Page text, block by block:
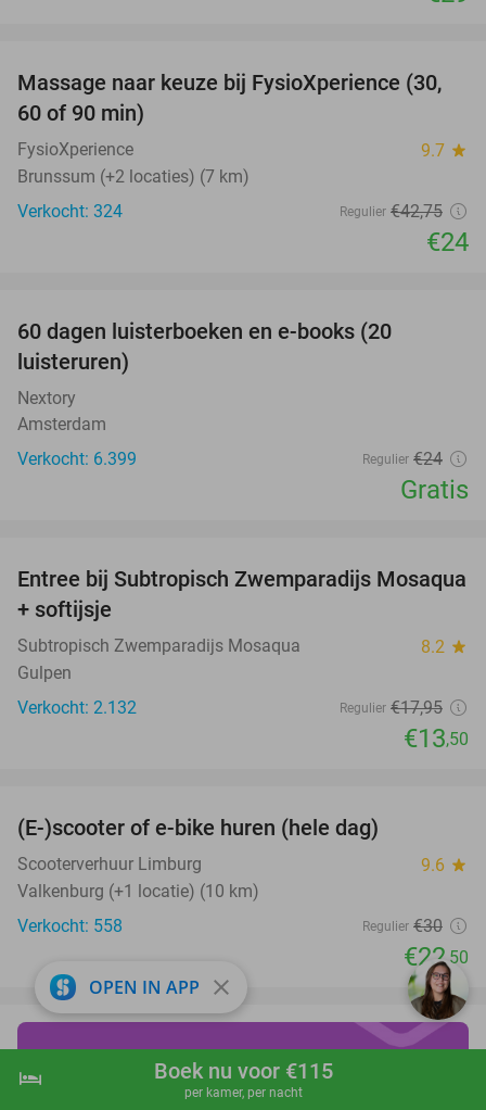
shopping_cart Boek nu
hotel Boek nu voor €115
per kamer, per nacht
44%
Massage naar keuze bij FysioXperience (30,
60 of 90 min)
FysioXperience 9.7 star
Brunssum (+2 locaties) (7 km)
Verkocht: 324
Regulier €42,75
€24
60 dagen luisterboeken en e-books (20
luisteruren)
Nextory
Amsterdam
Verkocht: 6.399
Regulier €24
Gratis
25%
Entree bij Subtropisch Zwemparadijs Mosaqua
+ softijsje
Subtropisch Zwemparadijs Mosaqua 8.2 star
Gulpen
Verkocht: 2.132
Regulier €17,95
€13,50
(E-)scooter of e-bike huren (hele dag)
Scooterverhuur Limburg 9.6 star
Valkenburg (+1 locatie) (10 km)
Verkocht: 558
Regulier €30
€22 ,50
draai vanaf €19 over de
OPEN IN APP close